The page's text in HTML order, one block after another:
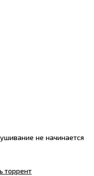
не начинается
торрент